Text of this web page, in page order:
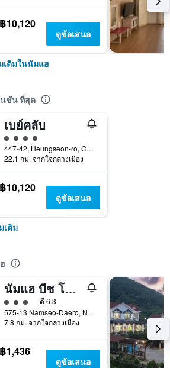
฿10,120
ดูข้อเสนอ
เติมในนัมแฮ
นชัน ที่สุด
เบย์คลับ
ให้ 4 ดาว
447-42, Heungseon-ro, Changseon-Myeon, นัมแฮ, เกาหลีใต้
22.1 กม. จากใจกลางเมือง
฿10,120
ดูข้อเสนอ
เติม
นัมแฮ บีช โรงแรม
ให้ 3 ดาวดี 6.3
575-13 Namseo-Daero, Nam-Myeon, นัมแฮ, เกาหลีใต้
7.8 กม. จากใจกลางเมือง
฿1,436
ดูข้อเสนอ